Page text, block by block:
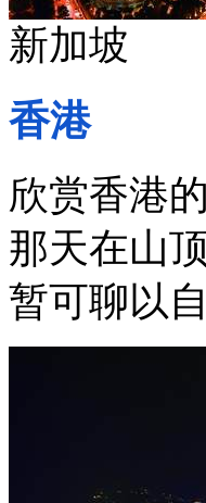
新加坡
香港
欣赏香港
那天在山
暂可聊以自